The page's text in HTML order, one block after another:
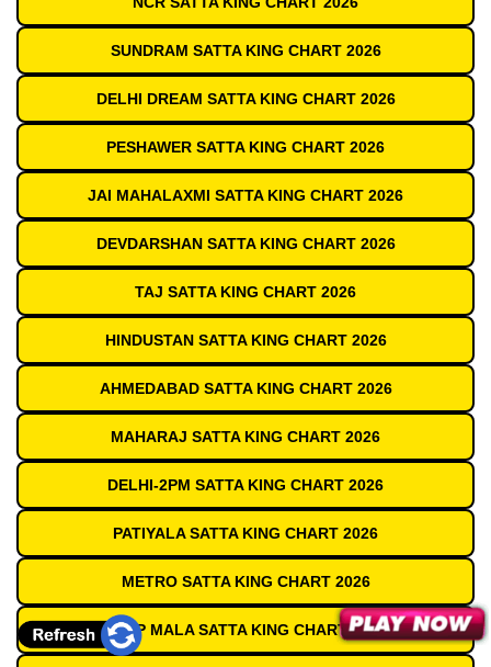
SUNDRAM SATTA KING CHART 2026
DELHI DREAM SATTA KING CHART 2026
PESHAWER SATTA KING CHART 2026
JAI MAHALAXMI SATTA KING CHART 2026
DEVDARSHAN SATTA KING CHART 2026
TAJ SATTA KING CHART 2026
HINDUSTAN SATTA KING CHART 2026
AHMEDABAD SATTA KING CHART 2026
MAHARAJ SATTA KING CHART 2026
DELHI-2PM SATTA KING CHART 2026
PATIYALA SATTA KING CHART 2026
METRO SATTA KING CHART 2026
DEEP MALA SATTA KING CHART 2026